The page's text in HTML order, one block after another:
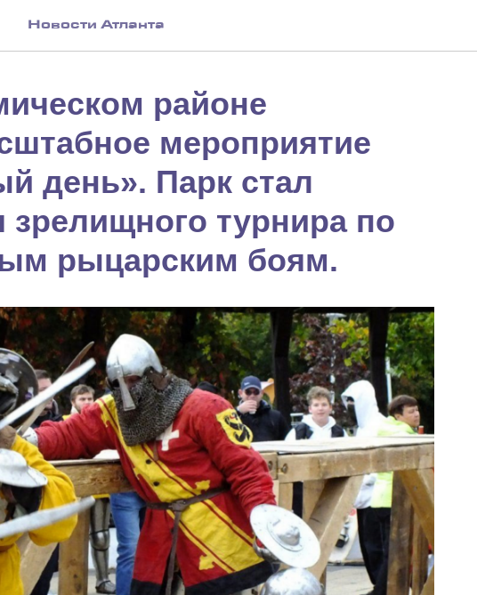
Новости Атланта
районе
мероприятие
день». Парк стал
турнира по
рыцарским боям.